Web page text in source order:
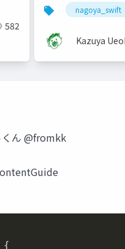
582
nagoya_swift
Kazuya
ん @fromkk